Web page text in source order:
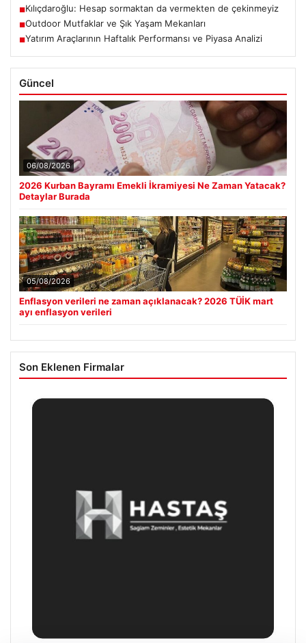
■Kılıçdaroğlu: Hesap sormaktan da vermekten de çekinmeyiz
■Outdoor Mutfaklar ve Şık Yaşam Mekanları
■Yatırım Araçlarının Haftalık Performansı ve Piyasa Analizi
Güncel
06/08/2026
2026 Kurban Bayramı Emekli İkramiyesi Ne Zaman Yatacak?
Detaylar Burada
05/08/2026
Enflasyon verileri ne zaman açıklanacak? 2026 TÜİK mart
ayı enflasyon verileri
Son Eklenen Firmalar